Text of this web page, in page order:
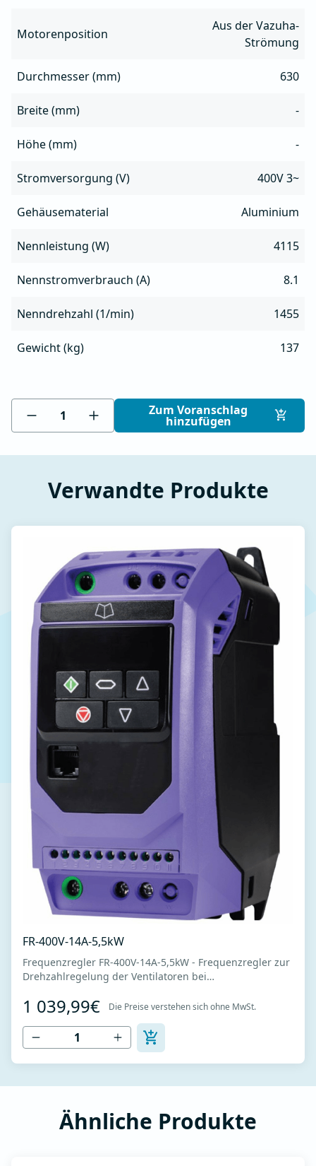
Motorenposition
Aus der Vazuha-
Strömung
Durchmesser (mm) 630
Breite (mm) -
Höhe (mm) -
Stromversorgung (V) 400V 3~
Gehäusematerial Aluminium
Nennleistung (W) 4115
Nennstromverbrauch (A) 8.1
Nenndrehzahl (1/min) 1455
Gewicht (kg) 137
Zum Voranschlag
hinzufügen
Verwandte Produkte
FR-400V-14A-5,5kW
Frequenzregler FR-400V-14A-5,5kW - Frequenzregler zur
Drehzahlregelung der Ventilatoren bei
14A -Nennleistung 5,5 kW - Einfache Installation,
Anschluss und Inbetriebnahme - Intuitive Tastatur zum
Einstellen der Betriebsparameter - Vereinfacht...
1 039,99€ Die Preise verstehen sich ohne MwSt.
Ähnliche Produkte